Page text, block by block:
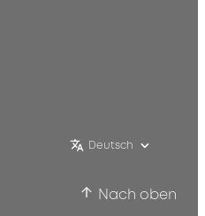
Deutsch
Nach oben